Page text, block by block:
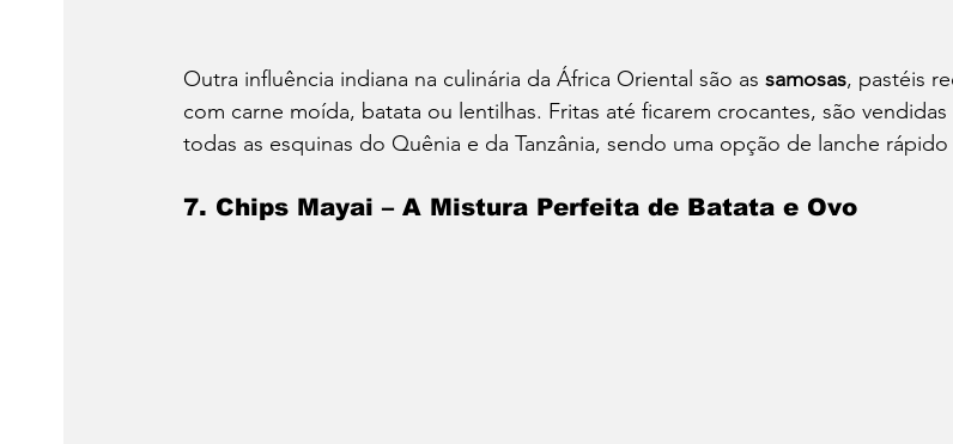
Outra influência indiana na culinária da África Oriental são as samosas, pastéis
com carne moída, batata ou lentilhas. Fritas até ficarem crocantes, são vendidas
todas as esquinas do Quênia e da Tanzânia, sendo uma opção de lanche
7. Chips Mayai – A Mistura Perfeita de Batata e Ovo